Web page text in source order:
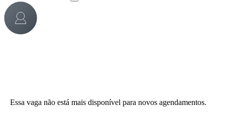
Essa vaga não está mais disponível para novos agendamentos.